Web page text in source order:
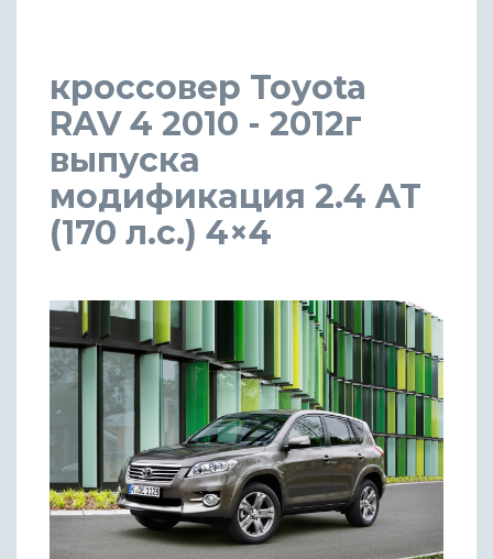
кроссовер Toyota
RAV 4 2010 - 2012г
выпуска
модификация 2.4 AT
(170 л.с.) 4×4